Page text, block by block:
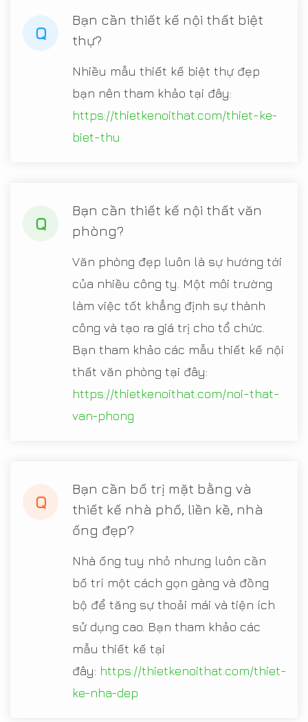
Q
Bạn cần thiết kế nội thất biệt
thự?
Nhiều mẫu thiết kế biệt thự đẹp
bạn nên tham khảo tại đây:
https://thietkenoithat.com/thiet-ke-
biet-thu
Q
Bạn cần thiết kế nội thất văn
phòng?
Văn phòng đẹp luôn là sự hướng tới
của nhiều công ty. Một môi trường
làm việc tốt khẳng định sự thành
công và tạo ra giá trị cho tổ chức.
Bạn tham khảo các mẫu thiết kế nội
thất văn phòng tại đây:
https://thietkenoithat.com/noi-that-
van-phong
Q
Bạn cần bố trị mặt bằng và
thiết kế nhà phố, liền kề, nhà
ống đẹp?
Nhà ống tuy nhỏ nhưng luôn cần
bố trí một cách gọn gàng và đồng
bộ để tăng sự thoải mái và tiện ích
sử dụng cao. Bạn tham khảo các
mẫu thiết kế tại
đây: https://thietkenoithat.com/thiet-
ke-nha-dep